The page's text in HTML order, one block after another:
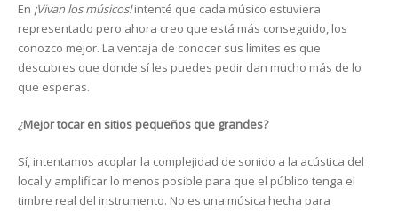
En ¡Vivan los músicos!intenté que cada músico estuviera
representado pero ahora creo que está más conseguido, los
conozco mejor. La ventaja de conocer sus límites es que
descubres que donde sí les puedes pedir dan mucho más de lo
que esperas.
¿Mejor tocar en sitios pequeños que grandes?
Sí, intentamos acoplar la complejidad de sonido a la acústica del
local y amplificar lo menos posible para que el público tenga el
timbre real del instrumento. No es una música hecha para